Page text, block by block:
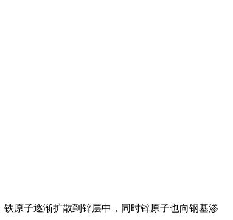
原子逐渐扩散到锌层中，同时锌原子也向钢基渗